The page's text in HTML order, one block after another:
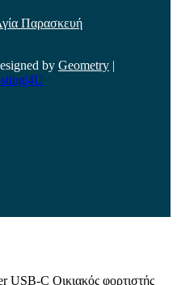
Παρασκευή
by Geometry |